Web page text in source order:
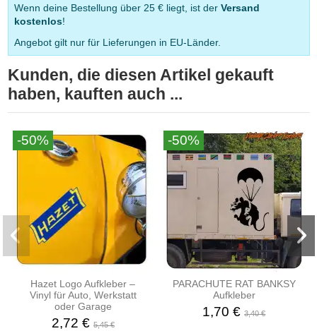
Wenn deine Bestellung über 25 € liegt, ist der Versand
kostenlos!
Angebot gilt nur für Lieferungen in EU-Länder.
Kunden, die diesen Artikel gekauft
haben, kauften auch ...
-50%
Hazet Logo Aufkleber –
Vinyl für Auto, Werkstatt
oder Garage
2,72 € 5,45 €
-50%
PARACHUTE RAT BANKSY
Aufkleber
1,70 €3,40 €